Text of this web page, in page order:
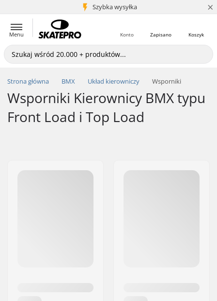
Szybka wysyłka
5+ mln klientów ×
Menu Koszyk
Zapisano
Konto
Strona główna BMX Układ kierowniczy Wsporniki
Wsporniki Kierownicy BMX typu
Front Load i Top Load